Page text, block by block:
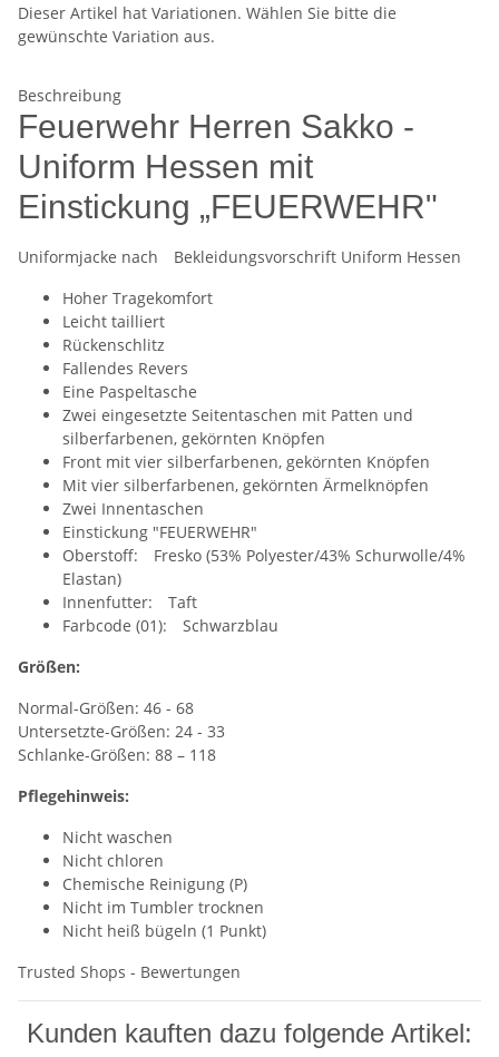
Dieser Artikel hat Variationen. Wählen Sie bitte die
gewünschte Variation aus.
Beschreibung
Feuerwehr Herren Sakko -
Uniform Hessen mit
Einstickung „FEUERWEHR"
Uniformjacke nach Bekleidungsvorschrift Uniform Hessen
Hoher Tragekomfort
Leicht tailliert
Rückenschlitz
Fallendes Revers
Eine Paspeltasche
Zwei eingesetzte Seitentaschen mit Patten und
silberfarbenen, gekörnten Knöpfen
Front mit vier silberfarbenen, gekörnten Knöpfen
Mit vier silberfarbenen, gekörnten Ärmelknöpfen
Zwei Innentaschen
Einstickung "FEUERWEHR"
Oberstoff: Fresko (53% Polyester/43% Schurwolle/4%
Elastan)
Innenfutter: Taft
Farbcode (01): Schwarzblau
Größen:
Normal-Größen: 46 - 68
Untersetzte-Größen: 24 - 33
Schlanke-Größen: 88 – 118
Pflegehinweis:
Nicht waschen
Nicht chloren
Chemische Reinigung (P)
Nicht im Tumbler trocknen
Nicht heiß bügeln (1 Punkt)
Trusted Shops - Bewertungen
Kunden kauften dazu folgende Artikel: